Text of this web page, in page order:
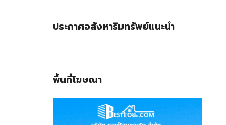
ประกาศอสังหาริมทรัพย์แนะนำ
พื้นที่โฆษณา